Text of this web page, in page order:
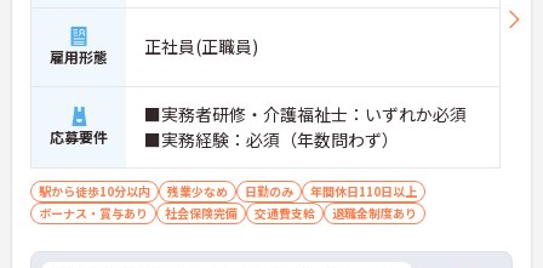
雇用形態 正社員(正職員)
応募要件
■実務者研修・介護福祉士：いずれか必須
■実務経験：必須（年数問わず）
駅から徒歩10分以内 残業少なめ 日勤のみ
年間休日110日以上
ボーナス・賞与あり
社会保険完備 交通費支給 退職金制度あり